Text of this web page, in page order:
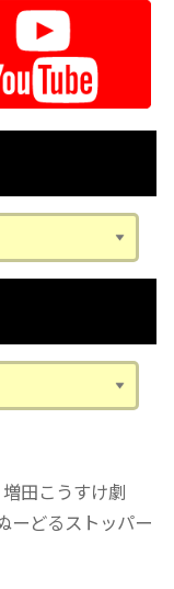
田こうすけ劇
ーどるストッパー